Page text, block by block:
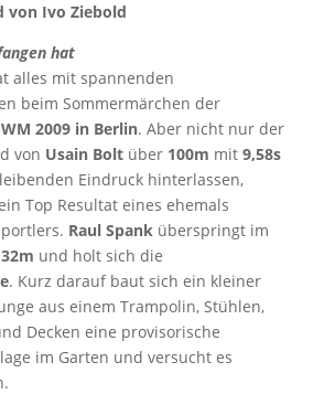
von Ivo Ziebold
hat
alles mit spannenden
beim Sommermärchen der
2009 in Berlin. Aber nicht nur der
von Usain Boltüber 100m mit 9,58s
Eindruck hinterlassen,
Top Resultat eines ehemals
Raul Spanküberspringt im
und holt sich die
. Kurz darauf baut sich ein kleiner
aus einem Trampolin, Stühlen,
Decken eine provisorische
im Garten und versucht es